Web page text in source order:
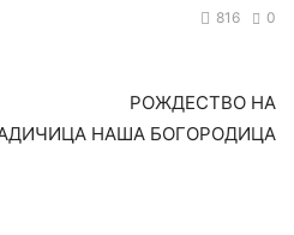
0
816
РОЖДЕСТВО НА
НАША БОГОРОДИЦА